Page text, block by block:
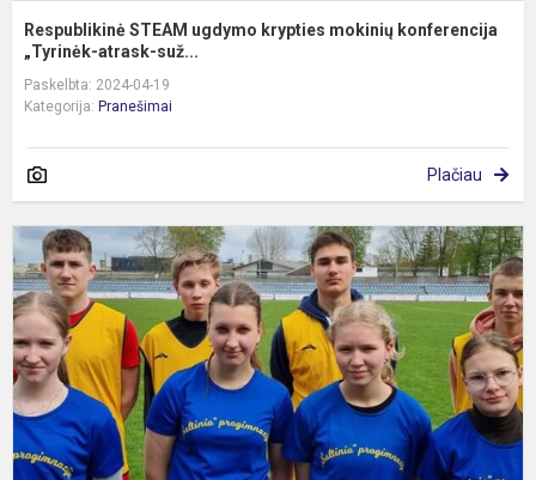
Respublikinė STEAM ugdymo krypties mokinių konferencija
„Tyrinėk-atrask-suž...
Paskelbta: 2024-04-19
Kategorija: Pranešimai
Plačiau